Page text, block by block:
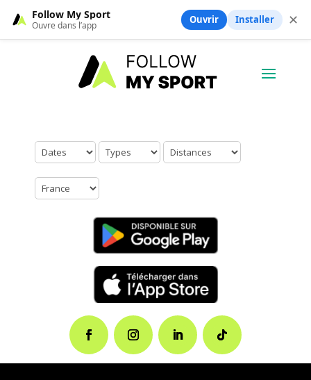
Aucun résultat trouvé.
Follow My Sport
Ouvre dans l’app Ouvrir Installer ✕